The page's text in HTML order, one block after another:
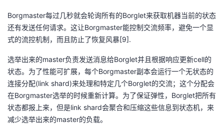
Borgmaster每过几秒就会轮询所有的Borglet来获取机器当前的状态
还有发送任何请求。这让Borgmaster能控制交流频率，避免一个显
式的流控机制，而且防止了恢复风暴[9].
选举出来的master负责发送消息给Borglet并且根据响应更新cell的
状态。为了性能可扩展，每个Borgmaster副本会运行一个无状态的
连接分配(link shard)来处理和特定几个Borglet的交流；这个分配会
在Borgmaster选举的时候重新计算。为了保证弹性，Borglet把所有
状态都报上来，但是link shard会聚合和压缩这些信息到状态机，来
减少选举出来的master的负载。